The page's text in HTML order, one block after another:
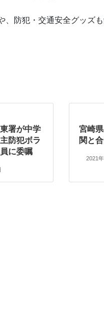
、防犯・交通安全グッズ
署が中学
防犯ボラ
に委嘱
宮崎
関と
2021